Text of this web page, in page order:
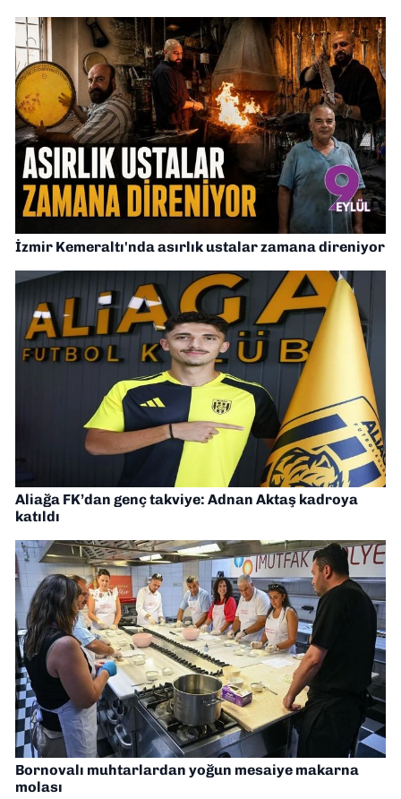
İzmir Kemeraltı'nda asırlık ustalar zamana direniyor
Aliağa FK’dan genç takviye: Adnan Aktaş kadroya
katıldı
Bornovalı muhtarlardan yoğun mesaiye makarna
molası